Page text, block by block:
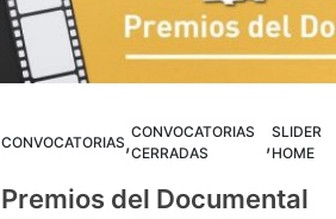
CONVOCATORIAS,CONVOCATORIAS
CERRADAS
,SLIDER
HOME
Premios del Documental